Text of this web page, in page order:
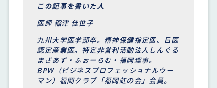
この記事を書いた人
医師 稲津 佳世子
九州大学医学部卒。精神保健指定医、日医
認定産業医。特定非営利活動法人しんぐる
まざあず・ふぉーらむ・福岡理事。
BPW（ビジネスプロフェッショナルウー
マン）福岡クラブ「福岡虹の会」会員。